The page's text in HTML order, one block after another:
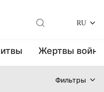
RU
Жертвы
Фильтры